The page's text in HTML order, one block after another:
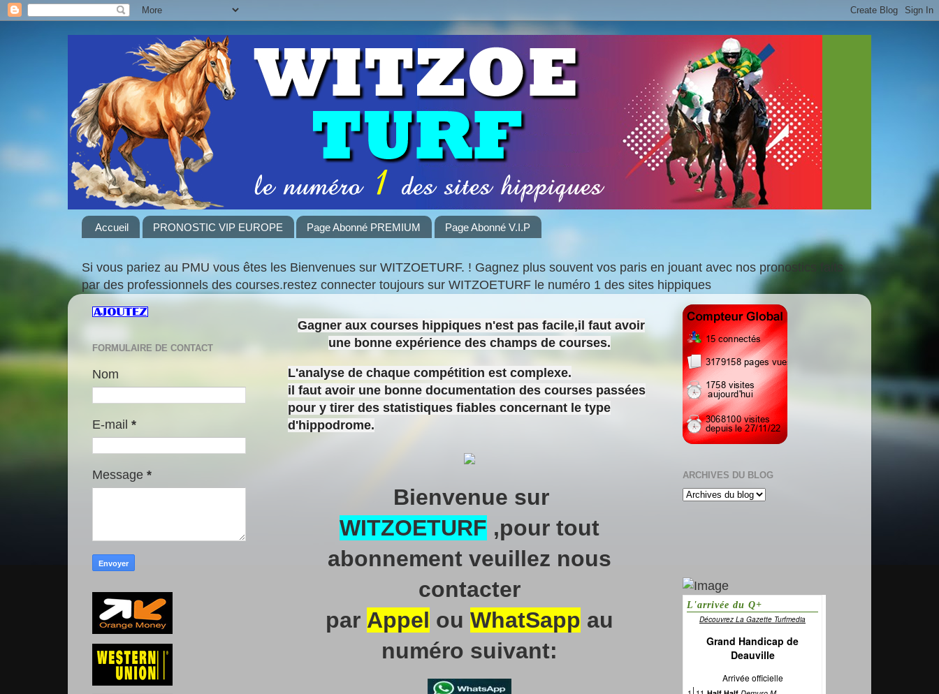
Accueil PRONOSTIC VIP EUROPE Page Abonné PREMIUM Page Abonné V.I.P
Si vous pariez au PMU vous êtes les Bienvenues sur WITZOETURF. ! Gagnez plus souvent vos paris en jouant avec nos pronostics faits
par des professionnels des courses.restez connecter toujours sur WITZOETURF le numéro 1 des sites hippiques
Gagner aux courses hippiques n'est pas facile,il faut avoir
une bonne expérience des champs de courses.
L'analyse de chaque compétition est complexe.
il faut avoir une bonne documentation des courses passées
pour y tirer des statistiques fiables concernant le type
d'hippodrome.
Bienvenue sur
WITZOETURF ,pour tout
abonnement veuillez nous
contacter
par Appel ou WhatSapp au
numéro suivant:
FORMULAIRE DE CONTACT
Nom
E-mail *
Message * ARCHIVES DU BLOG